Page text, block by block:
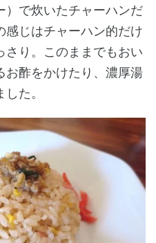
）で炊いたチャーハンだ
感じはチャーハン的だけ
さり。このままでもおい
お酢をかけたり、濃厚湯
た。